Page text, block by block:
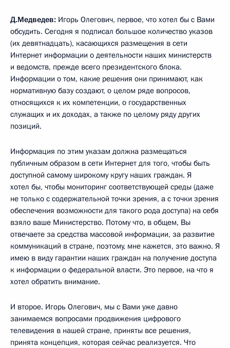
Д.Медведев: Игорь Олегович, первое, что хотел бы с Вами
обсудить. Сегодня я подписал большое количество указов
(их девятнадцать), касающихся размещения в сети
Интернет информации о деятельности наших министерств
и ведомств, прежде всего президентского блока.
Информации о том, какие решения они принимают, как
нормативную базу создают, о целом ряде вопросов,
относящихся к их компетенции, о государственных
служащих и их доходах, а также по целому ряду других
позиций.
Информация по этим указам должна размещаться
публичным образом в сети Интернет для того, чтобы быть
доступной самому широкому кругу наших граждан. Я
хотел бы, чтобы мониторинг соответствующей среды (даже
не только с содержательной точки зрения, а с точки зрения
обеспечения возможности для такого рода доступа) на себя
взяло ваше Министерство. Потому что, в общем, Вы
отвечаете за средства массовой информации, за развитие
коммуникаций в стране, поэтому, мне кажется, это важно. Я
имею в виду гарантии наших граждан на получение доступа
к информации о федеральной власти. Это первое, на что я
хотел обратить внимание.
И второе. Игорь Олегович, мы с Вами уже давно
занимаемся вопросами продвижения цифрового
телевидения в нашей стране, приняты все решения,
принята концепция, которая сейчас реализуется. Что